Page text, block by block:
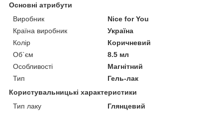
Основні атрибути
Виробник
Nice for You
Країна виробник
Україна
Колір
Коричневий
Об`єм
8.5 мл
Особливості
Магнітний
Тип
Гель-лак
Користувальницькі характеристики
Тип лаку
Глянцевий